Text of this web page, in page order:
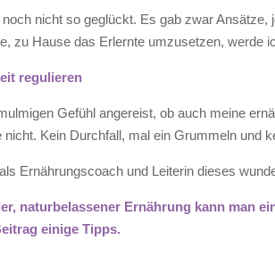
noch nicht so geglückt. Es gab zwar
zu Hause das Erlernte umzusetzen, werde
regulieren
Gefühl angereist, ob auch meine
nicht. Kein Durchfall, mal ein Grummeln und
als Ernährungscoach und Leiterin dieses
naturbelassener Ernährung kann man
einige Tipps.